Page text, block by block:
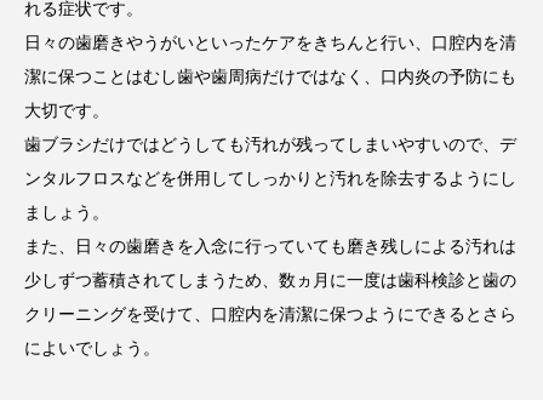
れる症状です。
日々の歯磨きやうがいといったケアをきちんと行い、口腔内を清
潔に保つことはむし歯や歯周病だけではなく、口内炎の予防にも
大切です。
歯ブラシだけではどうしても汚れが残ってしまいやすいので、デ
ンタルフロスなどを併用してしっかりと汚れを除去するようにし
ましょう。
また、日々の歯磨きを入念に行っていても磨き残しによる汚れは
少しずつ蓄積されてしまうため、数ヵ月に一度は歯科検診と歯の
クリーニングを受けて、口腔内を清潔に保つようにできるとさら
によいでしょう。